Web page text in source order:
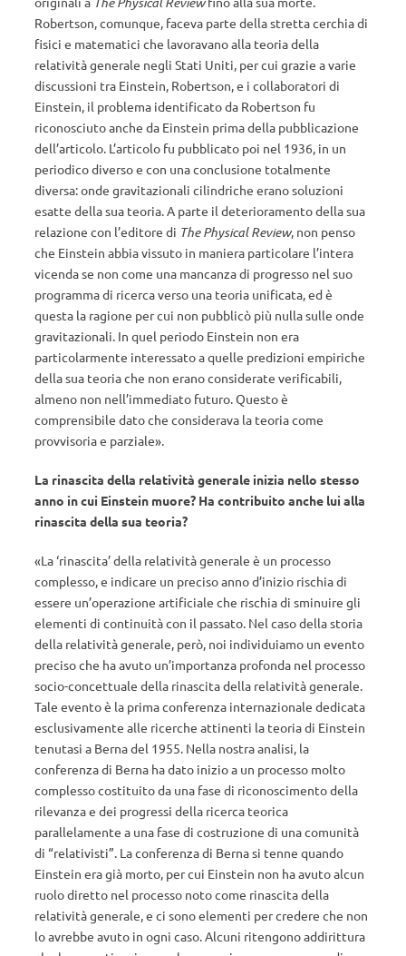
Robertson, comunque, faceva parte della stretta cerchia di
fisici e matematici che lavoravano alla teoria della
relatività generale negli Stati Uniti, per cui grazie a varie
discussioni tra Einstein, Robertson, e i collaboratori di
Einstein, il problema identificato da Robertson fu
riconosciuto anche da Einstein prima della pubblicazione
dell’articolo. L’articolo fu pubblicato poi nel 1936, in un
periodico diverso e con una conclusione totalmente
diversa: onde gravitazionali cilindriche erano soluzioni
esatte della sua teoria. A parte il deterioramento della sua
relazione con l’editore di The Physical Review, non penso
che Einstein abbia vissuto in maniera particolare l’intera
vicenda se non come una mancanza di progresso nel suo
programma di ricerca verso una teoria unificata, ed è
questa la ragione per cui non pubblicò più nulla sulle onde
gravitazionali. In quel periodo Einstein non era
particolarmente interessato a quelle predizioni empiriche
della sua teoria che non erano considerate verificabili,
almeno non nell’immediato futuro. Questo è
comprensibile dato che considerava la teoria come
provvisoria e parziale».
La rinascita della relatività generale inizia nello stesso
anno in cui Einstein muore? Ha contribuito anche lui alla
rinascita della sua teoria?
«La ‘rinascita’ della relatività generale è un processo
complesso, e indicare un preciso anno d’inizio rischia di
essere un’operazione artificiale che rischia di sminuire gli
elementi di continuità con il passato. Nel caso della storia
della relatività generale, però, noi individuiamo un evento
preciso che ha avuto un’importanza profonda nel processo
socio-concettuale della rinascita della relatività generale.
Tale evento è la prima conferenza internazionale dedicata
esclusivamente alle ricerche attinenti la teoria di Einstein
tenutasi a Berna del 1955. Nella nostra analisi, la
conferenza di Berna ha dato inizio a un processo molto
complesso costituito da una fase di riconoscimento della
rilevanza e dei progressi della ricerca teorica
parallelamente a una fase di costruzione di una comunità
di “relativisti”. La conferenza di Berna si tenne quando
Einstein era già morto, per cui Einstein non ha avuto alcun
ruolo diretto nel processo noto come rinascita della
relatività generale, e ci sono elementi per credere che non
lo avrebbe avuto in ogni caso. Alcuni ritengono addirittura